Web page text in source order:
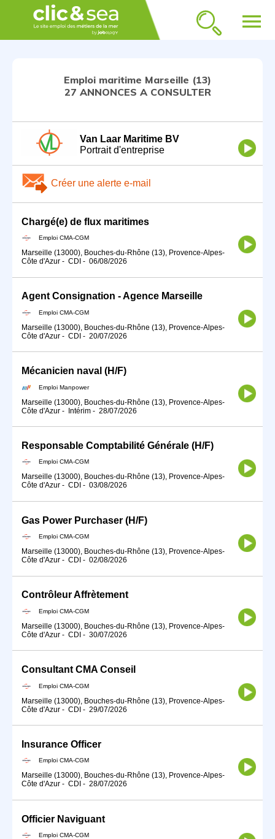
menu
Emploi maritime Marseille (13)
27 ANNONCES A CONSULTER
Van Laar Maritime BV
Portrait d'entreprise
Créer une alerte e-mail
Chargé(e) de flux maritimes
Emploi CMA-CGM
Marseille (13000), Bouches-du-Rhône (13), Provence-Alpes-
Côte d'Azur - CDI - 06/08/2026
Agent Consignation - Agence Marseille
Emploi CMA-CGM
Marseille (13000), Bouches-du-Rhône (13), Provence-Alpes-
Côte d'Azur - CDI - 20/07/2026
Mécanicien naval (H/F)
Emploi Manpower
Marseille (13000), Bouches-du-Rhône (13), Provence-Alpes-
Côte d'Azur - Intérim - 28/07/2026
Responsable Comptabilité Générale (H/F)
Emploi CMA-CGM
Marseille (13000), Bouches-du-Rhône (13), Provence-Alpes-
Côte d'Azur - CDI - 03/08/2026
Gas Power Purchaser (H/F)
Emploi CMA-CGM
Marseille (13000), Bouches-du-Rhône (13), Provence-Alpes-
Côte d'Azur - CDI - 02/08/2026
Contrôleur Affrètement
Emploi CMA-CGM
Marseille (13000), Bouches-du-Rhône (13), Provence-Alpes-
Côte d'Azur - CDI - 30/07/2026
Consultant CMA Conseil
Emploi CMA-CGM
Marseille (13000), Bouches-du-Rhône (13), Provence-Alpes-
Côte d'Azur - CDI - 29/07/2026
Insurance Officer
Emploi CMA-CGM
Marseille (13000), Bouches-du-Rhône (13), Provence-Alpes-
Côte d'Azur - CDI - 28/07/2026
Officier Naviguant
Emploi CMA-CGM